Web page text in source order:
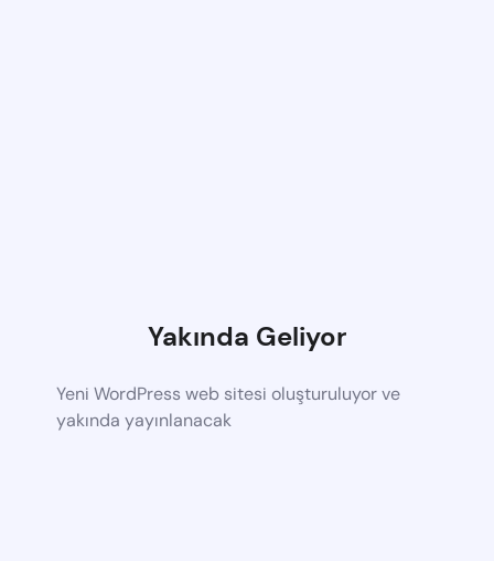
Yakında Geliyor
Yeni WordPress web sitesi oluşturuluyor ve
yakında yayınlanacak